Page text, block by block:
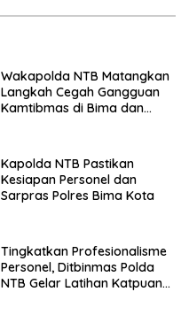
Wakapolda NTB Matangkan
Langkah Cegah Gangguan
Kamtibmas di Bima dan
Kapolda NTB Pastikan
Kesiapan Personel dan
Sarpras Polres Bima Kota
Tingkatkan Profesionalisme
Personel, Ditbinmas Polda
NTB Gelar Latihan Katpuan